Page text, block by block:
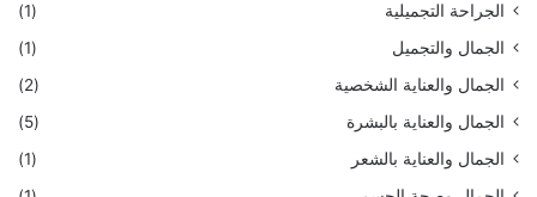
الجراحة التجميلية
(1)
الجمال والتجميل
(1)
الجمال والعناية الشخصية
(2)
الجمال والعناية بالبشرة
(5)
الجمال والعناية بالشعر
(1)